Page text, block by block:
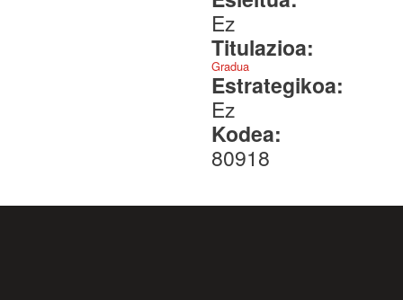
Ez
Titulazioa:
Gradua
Estrategikoa:
Ez
Kodea:
80918